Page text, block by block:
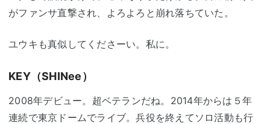
がファンサ直撃され、よろよろと崩れ落ちていた。
ユウキも真似してくださーい。私に。
KEY（SHINee）
2008年デビュー。超ベテランだね。2014年からは５年
連続で東京ドームでライブ。兵役を終えてソロ活動も行